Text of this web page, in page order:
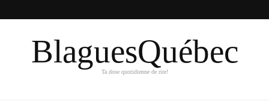
BlaguesQuébec
Ta dose quotidienne de rire!